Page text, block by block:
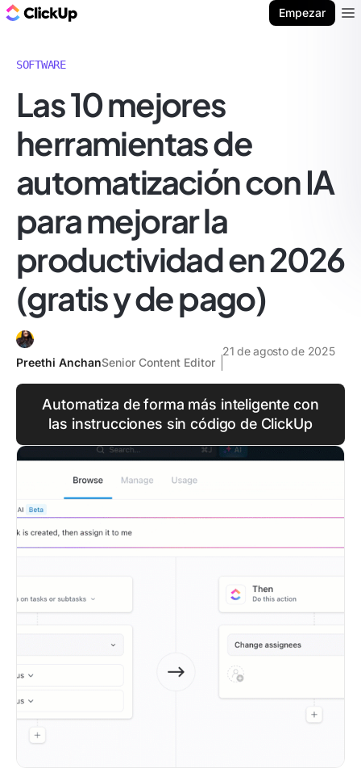
Empezar
SOFTWARE
Las 10 mejores
herramientas de
automatización con IA
para mejorar la
productividad en 2026
(gratis y de pago)
Preethi AnchanSenior Content Editor
21 de agosto de 2025
Automatiza de forma más inteligente con
las instrucciones sin código de ClickUp